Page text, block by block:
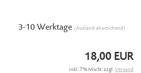
3-10 Werktage(Ausland abweichend)
18,00 EUR
inkl. 7% MwSt. zzgl.Versand